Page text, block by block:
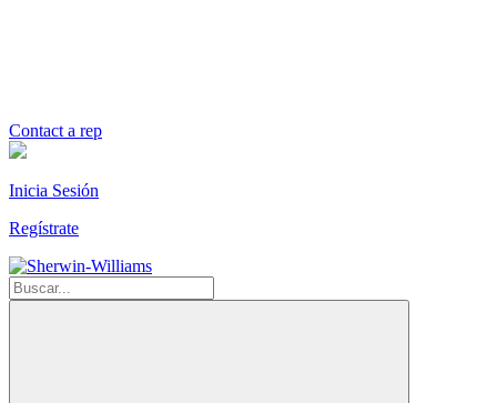
Contact a rep
Inicia Sesión
Regístrate